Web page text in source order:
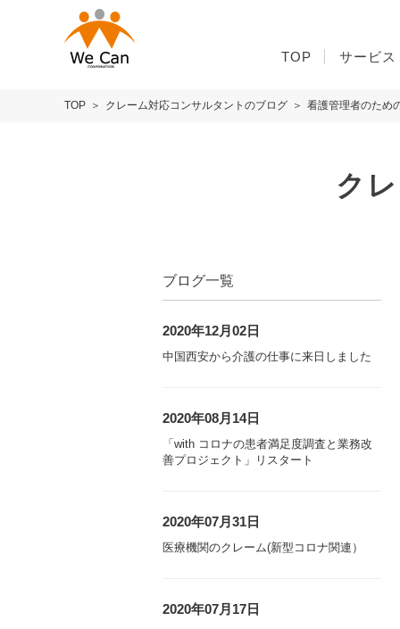
TOP サービス
TOP クレーム対応コンサルタントのブログ 看護管理者のため
ク
ブログ一覧
2020年12月02日
中国西安から介護の仕事に来日しました
2020年08月14日
「with コロナの患者満足度調査と業務改
善プロジェクト」リスタート
2020年07月31日
医療機関のクレーム(新型コロナ関連）
2020年07月17日